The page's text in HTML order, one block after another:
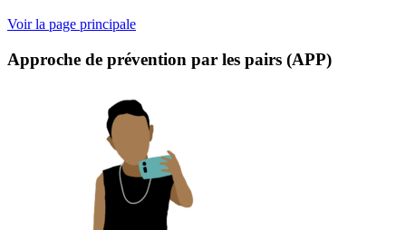
Voir la page principale
Approche de prévention par les pairs (APP)